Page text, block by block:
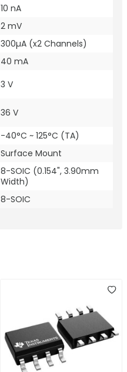
10 nA
2 mV
300µA (x2 Channels)
40 mA
3 V
36 V
-40°C ~ 125°C (TA)
Surface Mount
8-SOIC (0.154", 3.90mm
Width)
8-SOIC